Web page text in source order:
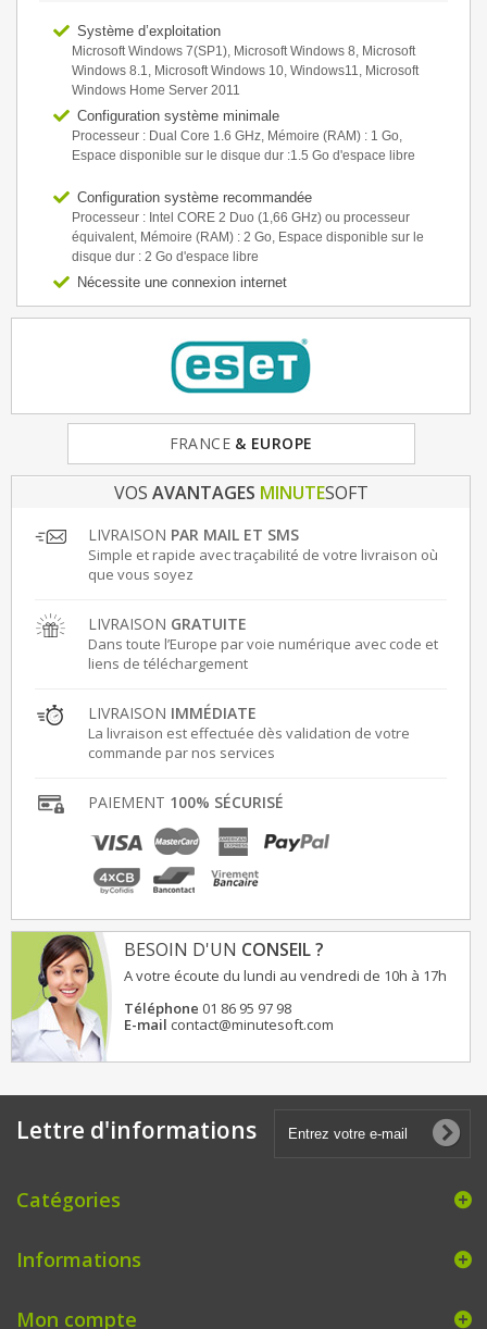
Système d’exploitation
Microsoft Windows 7(SP1), Microsoft Windows 8, Microsoft
Windows 8.1, Microsoft Windows 10, Windows11, Microsoft
Windows Home Server 2011
Configuration système minimale
Processeur : Dual Core 1.6 GHz, Mémoire (RAM) : 1 Go,
Espace disponible sur le disque dur :1.5 Go d'espace libre
Configuration système recommandée
Processeur : Intel CORE 2 Duo (1,66 GHz) ou processeur
équivalent, Mémoire (RAM) : 2 Go, Espace disponible sur le
disque dur : 2 Go d'espace libre
Nécessite une connexion internet
FRANCE & EUROPE
VOS AVANTAGES MINUTESOFT
LIVRAISON PAR MAIL ET SMS
Simple et rapide avec traçabilité de votre livraison où
que vous soyez
LIVRAISON GRATUITE
Dans toute l’Europe par voie numérique avec code et
liens de téléchargement
LIVRAISON IMMÉDIATE
La livraison est effectuée dès validation de votre
commande par nos services
PAIEMENT 100% SÉCURISÉ
BESOIN D'UN CONSEIL ?
A votre écoute du lundi au vendredi de 10h à 17h
Téléphone 01 86 95 97 98
E-mail contact@minutesoft.com
Lettre d'informations
Catégories
Informations
Mon compte